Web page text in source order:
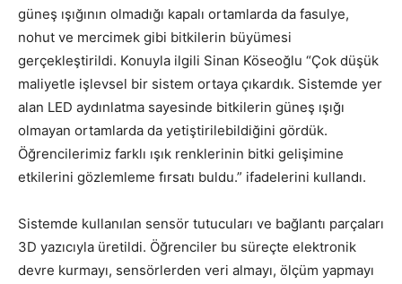
güneş ışığının olmadığı kapalı ortamlarda da fasulye,
nohut ve mercimek gibi bitkilerin büyümesi
gerçekleştirildi. Konuyla ilgili Sinan Köseoğlu “Çok düşük
maliyetle işlevsel bir sistem ortaya çıkardık. Sistemde yer
alan LED aydınlatma sayesinde bitkilerin güneş ışığı
olmayan ortamlarda da yetiştirilebildiğini gördük.
Öğrencilerimiz farklı ışık renklerinin bitki gelişimine
etkilerini gözlemleme fırsatı buldu.” ifadelerini kullandı.
Sistemde kullanılan sensör tutucuları ve bağlantı parçaları
3D yazıcıyla üretildi. Öğrenciler bu süreçte elektronik
devre kurmayı, sensörlerden veri almayı, ölçüm yapmayı